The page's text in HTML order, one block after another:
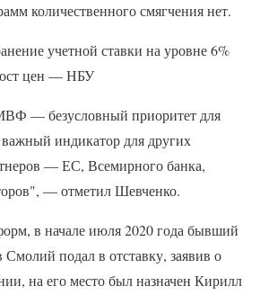
количественного смягчения нет.
учетной ставки на уровне 6%
цен — НБУ
— безусловный приоритет для
индикатор для других
— ЕС, Всемирного банка,
— отметил Шевченко.
в начале июля 2020 года бывший
подал в отставку, заявив о
на его место был назначен Кирилл